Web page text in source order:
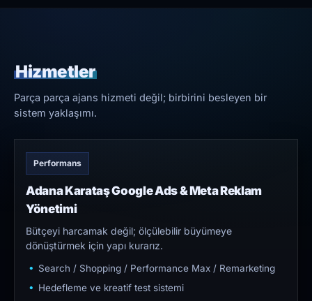
Hizmetler
Parça parça ajans hizmeti değil; birbirini besleyen bir
sistem yaklaşımı.
Performans
Adana Karataş Google Ads & Meta Reklam
Yönetimi
Bütçeyi harcamak değil; ölçülebilir büyümeye
dönüştürmek için yapı kurarız.
Search / Shopping / Performance Max / Remarketing
Hedefleme ve kreatif test sistemi